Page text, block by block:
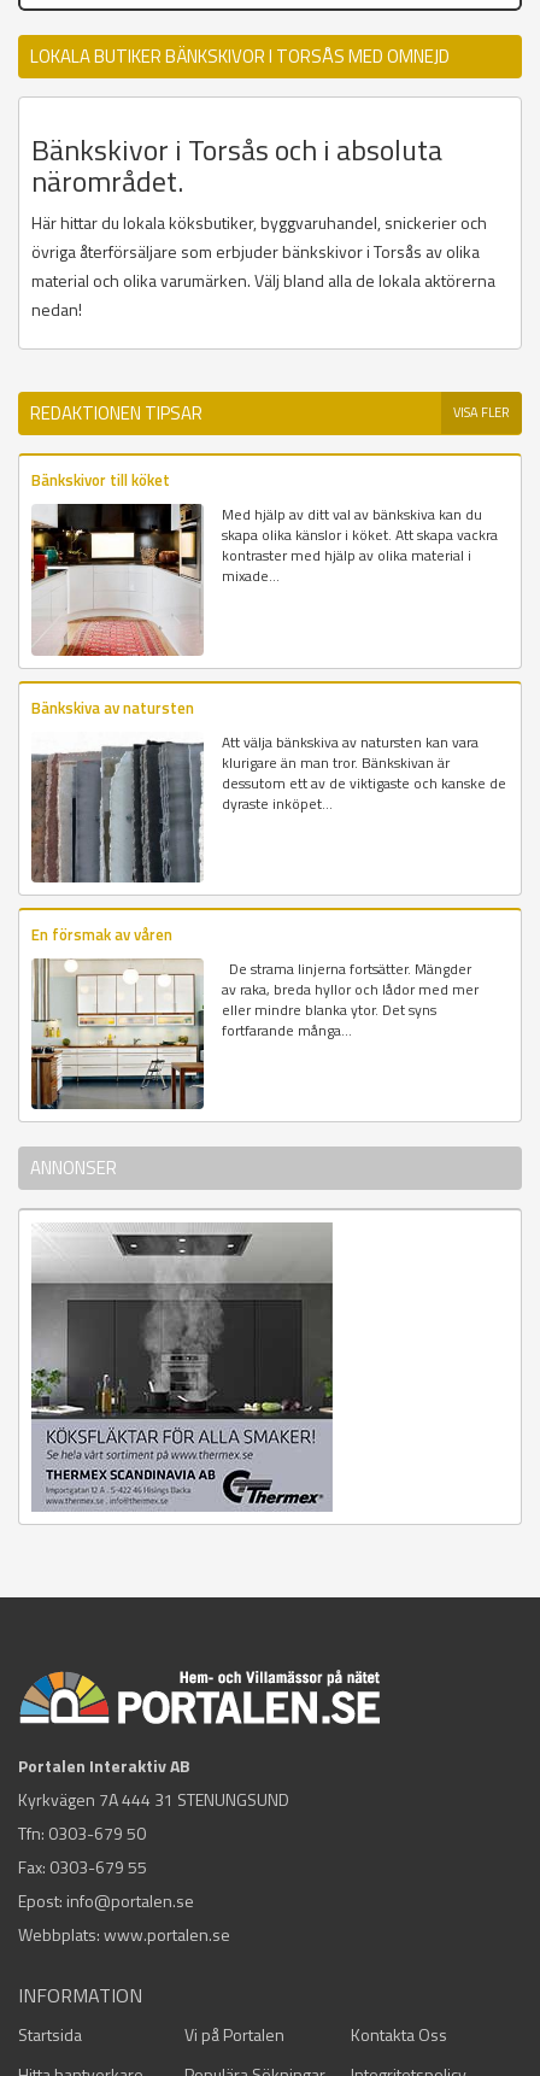
LOKALA BUTIKER BÄNKSKIVOR I TORSÅS MED OMNEJD
Bänkskivor i Torsås och i absoluta
närområdet.
Här hittar du lokala köksbutiker, byggvaruhandel, snickerier och
övriga återförsäljare som erbjuder bänkskivor i Torsås av olika
material och olika varumärken. Välj bland alla de lokala aktörerna
nedan!
REDAKTIONEN TIPSAR VISA FLER
Bänkskivor till köket
Med hjälp av ditt val av bänkskiva kan du
skapa olika känslor i köket. Att skapa vackra
kontraster med hjälp av olika material i
mixade...
Bänkskiva av natursten
Att välja bänkskiva av natursten kan vara
klurigare än man tror. Bänkskivan är
dessutom ett av de viktigaste och kanske de
dyraste inköpet...
En försmak av våren
De strama linjerna fortsätter. Mängder
av raka, breda hyllor och lådor med mer
eller mindre blanka ytor. Det syns
fortfarande många...
ANNONSER
Portalen Interaktiv AB
Kyrkvägen 7A 444 31 STENUNGSUND
Tfn: 0303-679 50
Fax: 0303-679 55
Epost: info@portalen.se
Webbplats: www.portalen.se
INFORMATION
Startsida Vi på Portalen
Kontakta Oss